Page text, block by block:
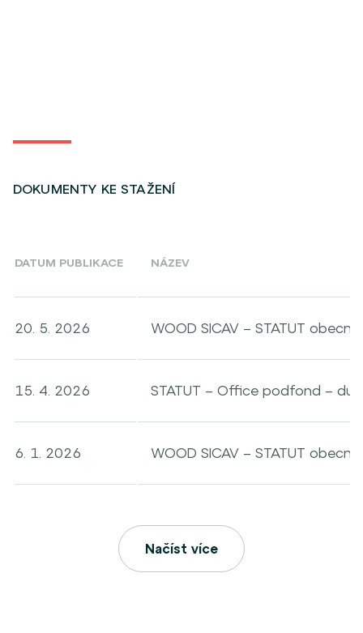
DOKUMENTY KE STAŽENÍ
DATUM PUBLIKACE NÁZEV
20. 5. 2026 WOOD SICAV – STATUT
15. 4. 2026 STATUT – Office podfond –
6. 1. 2026 WOOD SICAV – STATUT
Načíst více